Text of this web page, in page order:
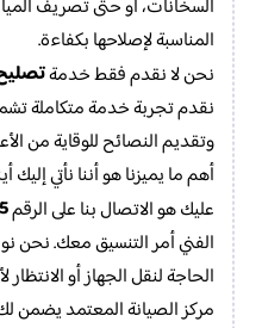
السخانات، أو حتى تصريف
المناسبة لإصلاحها بكفاءة.
نحن لا نقدم فقط خدمة
نقدم تجربة خدمة متكاملة
وتقديم النصائح للوقاية من
أهم ما يميزنا هو أننا نأتي
عليك هو الاتصال بنا على الرقم
الفني أمر التنسيق معك. نحن
الحاجة لنقل الجهاز أو
مركز الصيانة المعتمد يضمن